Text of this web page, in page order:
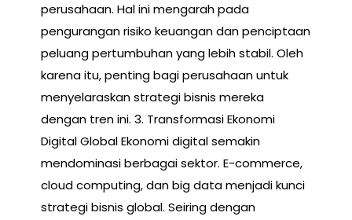
perusahaan. Hal ini mengarah pada
pengurangan risiko keuangan dan penciptaan
peluang pertumbuhan yang lebih stabil. Oleh
karena itu, penting bagi perusahaan untuk
menyelaraskan strategi bisnis mereka
dengan tren ini. 3. Transformasi Ekonomi
Digital Global Ekonomi digital semakin
mendominasi berbagai sektor. E-commerce,
cloud computing, dan big data menjadi kunci
strategi bisnis global. Seiring dengan